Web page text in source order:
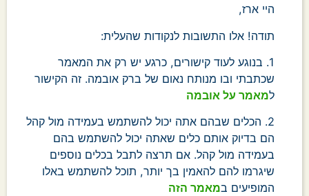
היי ארז,
תודה! אלו התשובות לנקודות שהעלית:
1. בנוגע לעוד קישורים, כרגע יש רק את המאמר
שכתבתי ובו מנותח נאום של ברק אובמה. זה הקישור
למאמר על אובמה
2. הכלים שבהם אתה יכול להשתמש בעמידה מול קהל
הם בדיוק אותם כלים שאתה יכול להשתמש בהם
בעמידה מול קהל. אם תרצה לתבל בכלים נוספים
שיגרמו להם להאמין בך יותר, תוכל להשתמש באלו
המופיעים במאמר הזה